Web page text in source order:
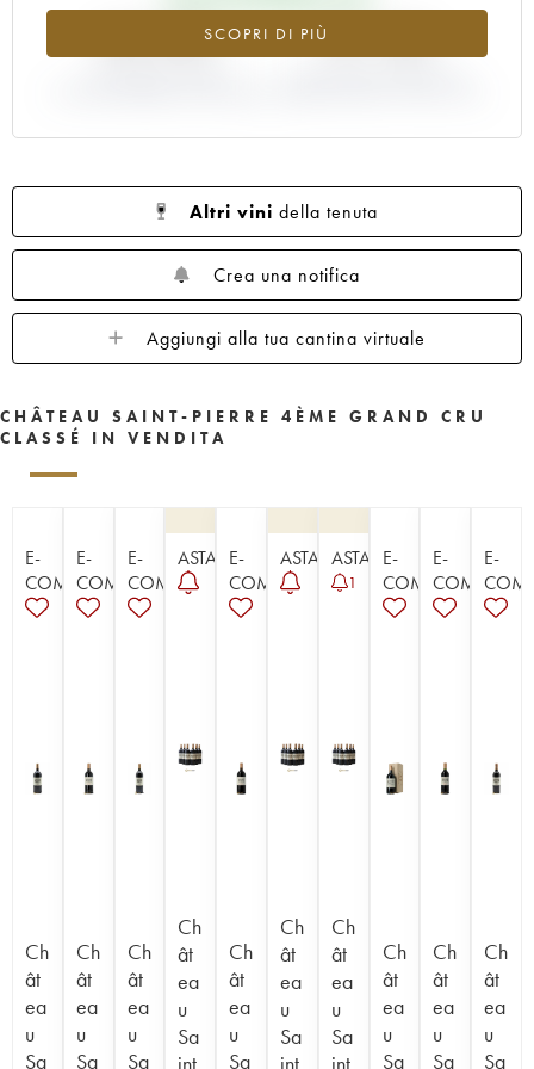
SCOPRI DI PIÙ
+82.58% +41.18%
Altri vini della tenuta
Crea una notifica
Aggiungi alla tua cantina virtuale
CHÂTEAU SAINT-PIERRE 4ÈME GRAND CRU
CLASSÉ IN VENDITA
E-
COMMERCE
Ch
ât
ea
u
Sa
E-
COMMERCE
Ch
ât
ea
u
Sa
E-
COMMERCE
Ch
ât
ea
u
Sa
ASTA
Ch
ât
ea
u
Sa
int
E-
COMMERCE
Ch
ât
ea
u
Sa
ASTA
Ch
ât
ea
u
Sa
int
ASTA
1
Ch
ât
ea
u
Sa
int
E-
COMMERCE
Ch
ât
ea
u
Sa
E-
COMMERCE
Ch
ât
ea
u
Sa
E-
Ch
ât
ea
u
Sa